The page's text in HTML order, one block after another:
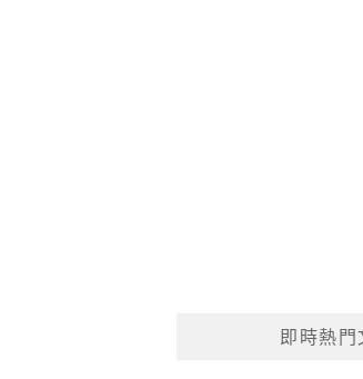
即時熱門